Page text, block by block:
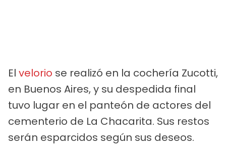
El velorio se realizó en la cochería Zucotti,
en Buenos Aires, y su despedida final
tuvo lugar en el panteón de actores del
cementerio de La Chacarita. Sus restos
serán esparcidos según sus deseos.